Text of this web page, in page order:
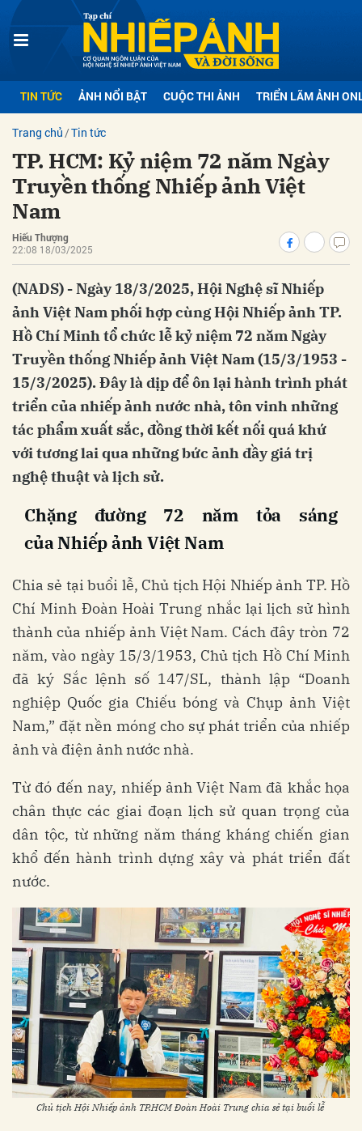
TIN TỨC ẢNH NỔI BẬT CUỘC THI ẢNH TRIỂN LÃM ẢNH
Trang chủ Tin tức
TP. HCM: Kỷ niệm 72 năm Ngày
Truyền thống Nhiếp ảnh Việt
Nam
Hiếu Thượng
22:08 18/03/2025
(NADS) - Ngày 18/3/2025, Hội Nghệ sĩ Nhiếp
ảnh Việt Nam phối hợp cùng Hội Nhiếp ảnh TP.
Hồ Chí Minh tổ chức lễ kỷ niệm 72 năm Ngày
Truyền thống Nhiếp ảnh Việt Nam (15/3/1953 -
15/3/2025). Đây là dịp để ôn lại hành trình phát
triển của nhiếp ảnh nước nhà, tôn vinh những
tác phẩm xuất sắc, đồng thời kết nối quá khứ
với tương lai qua những bức ảnh đầy giá trị
nghệ thuật và lịch sử.
Chặng đường 72 năm tỏa sáng
của Nhiếp ảnh Việt Nam
Chia sẻ tại buổi lễ, Chủ tịch Hội Nhiếp ảnh TP. Hồ
Chí Minh Đoàn Hoài Trung nhắc lại lịch sử hình
thành của nhiếp ảnh Việt Nam. Cách đây tròn 72
năm, vào ngày 15/3/1953, Chủ tịch Hồ Chí Minh
đã ký Sắc lệnh số 147/SL, thành lập “Doanh
nghiệp Quốc gia Chiếu bóng và Chụp ảnh Việt
Nam,” đặt nền móng cho sự phát triển của nhiếp
ảnh và điện ảnh nước nhà.
Từ đó đến nay, nhiếp ảnh Việt Nam đã khắc họa
chân thực các giai đoạn lịch sử quan trọng của
dân tộc, từ những năm tháng kháng chiến gian
khổ đến hành trình dựng xây và phát triển đất
nước.
Chủ tịch Hội Nhiếp ảnh TP.HCM Đoàn Hoài Trung chia sẻ tại buổi lễ
luận
Hủy